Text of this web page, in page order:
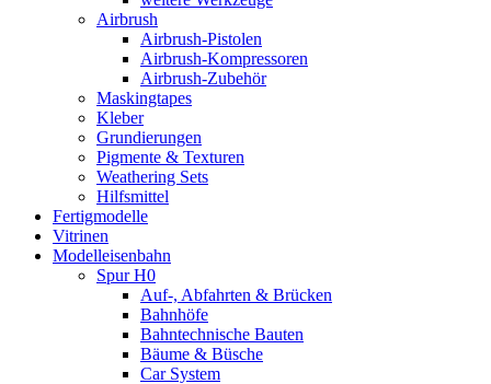
Airbrush
Airbrush-Pistolen
Airbrush-Kompressoren
Airbrush-Zubehör
Maskingtapes
Kleber
Grundierungen
Pigmente & Texturen
Weathering Sets
Hilfsmittel
Fertigmodelle
Vitrinen
Modelleisenbahn
Spur H0
Auf-, Abfahrten & Brücken
Bahnhöfe
Bahntechnische Bauten
Bäume & Büsche
Car System